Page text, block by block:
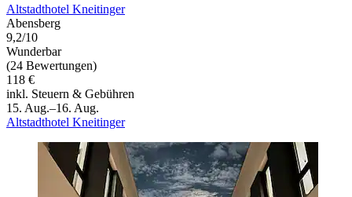
Altstadthotel Kneitinger
Abensberg
9,2/10
Wunderbar
(24 Bewertungen)
118 €
inkl. Steuern & Gebühren
15. Aug.–16. Aug.
Altstadthotel Kneitinger